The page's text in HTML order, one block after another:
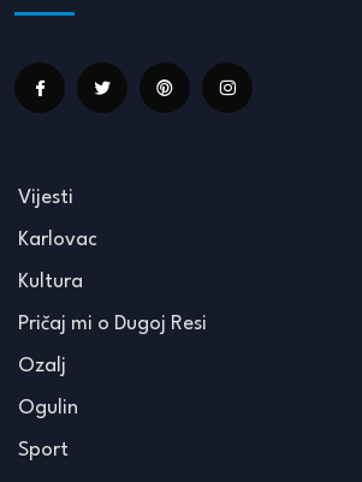
Vijesti
Karlovac
Kultura
Pričaj mi o Dugoj Resi
Ozalj
Ogulin
Sport